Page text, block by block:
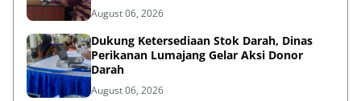
August 06, 2026
Dukung Ketersediaan Stok Darah, Dinas
Perikanan Lumajang Gelar Aksi Donor
Darah
August 06, 2026